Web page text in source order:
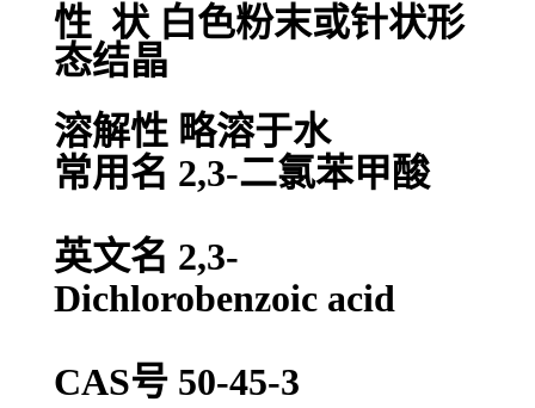
性 状 白色粉末或针状形
态结晶
溶解性 略溶于水
常用名 2,3-二氯苯甲酸
英文名 2,3-
Dichlorobenzoic acid
CAS号 50-45-3